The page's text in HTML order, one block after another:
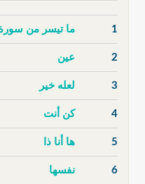
1 ما تيسر من
2 عين
3 لعله خير
4 كن أنت
5 ها أنا ذا
6 نفسها